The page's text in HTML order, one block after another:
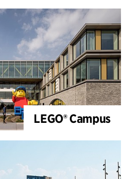
LEGO® Campus